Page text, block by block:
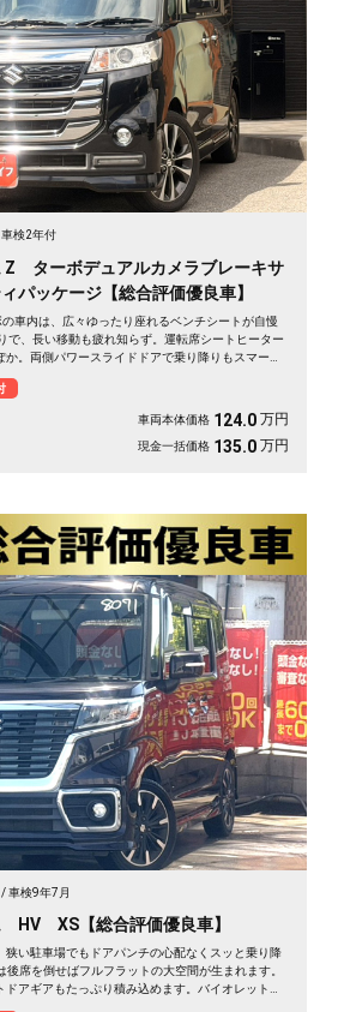
車検2年付
Z ターボデュアルカメラブレーキサ
パッケージ【総合評価優良車】
車内は、広々ゆったり座れるベンチシートが自慢
で、長い移動も疲れ知らず。運転席シートヒーター
か。両側パワースライドドアで乗り降りもスマー
ています🎵 快適な毎日をこの一台から。《1年保
車両本体価格 124.0 万円
現金一括価格 135.0 万円
車検9年7月
HV XS【総合評価優良車】
狭い駐車場でもドアパンチの心配なくスッと乗り降
後席を倒せばフルフラットの大空間が生まれます。
アギアもたっぷり積み込めます。バイオレットの